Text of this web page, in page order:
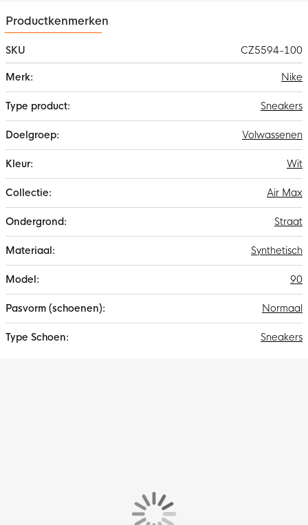
Rubberen buitenzool biedt grip
De rubberen buitenzool met wafelpatroon biedt grip en slijt
Productkenmerken
SKU
CZ5594-100
informatie
Nike
Sneakers
Volwassenen
Wit
Air Max
Straat
Synthetisch
90
Normaal
Sneakers